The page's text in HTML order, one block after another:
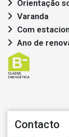
Orientação
Varanda
Com
Ano de
Contacto